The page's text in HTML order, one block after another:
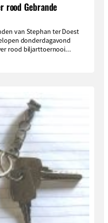
rood Gebrande
van Stephan ter Doest
donderdagavond
rood biljarttoernooi...